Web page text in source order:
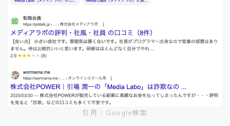
引用：Google検索